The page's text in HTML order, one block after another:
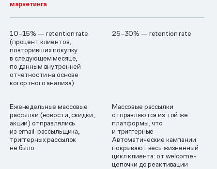
маркетинга
10–15% — retention rate
(процент клиентов,
повторивших покупку
в следующем месяце,
по данным внутренней
отчетности на основе
когортного анализа)
25–30% — retention rate
Еженедельные массовые
рассылки (новости, скидки,
акции) отправлялись
из email-рассыльщика,
триггерных рассылок
не было
Массовые рассылки
отправляются из той же
платформы, что
и триггерные
Автоматические кампании
покрывают весь жизненный
цикл клиента: от welcome-
цепочки до реактивации